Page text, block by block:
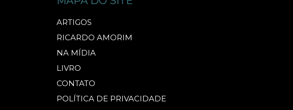
ARTIGOS
RICARDO AMORIM
NA MÍDIA
LIVRO
CONTATO
POLÍTICA DE PRIVACIDADE